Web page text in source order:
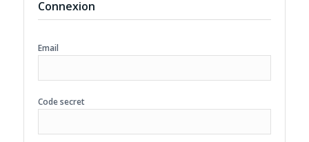
Connexion
Email
Code secret